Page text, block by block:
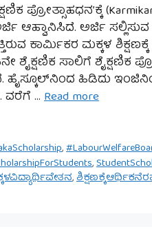
ಪ್ರೋತ್ಸಾಹಧನ’ಕ್ಕೆ
ಅರ್ಜಿ ಆಹ್ವಾನಿಸಿದೆ. ಅರ್ಜಿ
ಕಾರ್ಮಿಕರ ಮಕ್ಕಳ
ಸಾಲಿಗೆ ಶೈಕ್ಷಣಿಕ
ಹೈಸ್ಕೂಲ್‌ನಿಂದ ಹಿಡಿದು
ವರೆಗೆ … Read more
,
,
,